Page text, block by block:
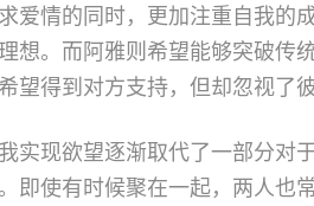
爱情的同时，更加注重自我的
想。而阿雅则希望能够突破传
望得到对方支持，但却忽视了
实现欲望逐渐取代了一部分对
即使有时候聚在一起，两人也